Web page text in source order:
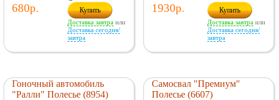
680р. Купить
Доставка завтра или
Доставка сегодня/
завтра
1930р. Купить
Доставка завтра или
Доставка сегодня/
завтра
Гоночный автомобиль
"Ралли" Полесье (8954)
Самосвал "Премиум"
Полесье (6607)